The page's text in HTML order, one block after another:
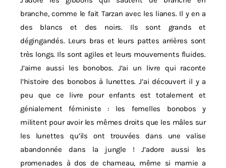
branche, comme le fait Tarzan avec les lianes. Il y en a
des blancs et des noirs. Ils sont grands et
dégingandés. Leurs bras et leurs pattes arrières sont
très longs. Ils sont agiles et leurs mouvements fluides.
J’aime aussi les bonobos. J’ai un livre qui raconte
l’histoire des bonobos à lunettes. J’ai découvert il y a
peu que ce livre pour enfants est totalement et
génialement féministe : les femelles bonobos y
militent pour avoir les mêmes droits que les mâles sur
les lunettes qu’ils ont trouvées dans une valise
abandonnée dans la jungle ! J’adore aussi les
promenades à dos de chameau, même si mamie a